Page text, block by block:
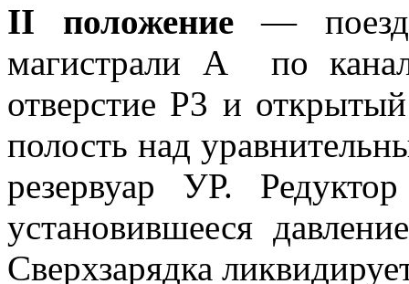
II положение—
магистрали А по
отверстие Р3 и
полость над
резервуар УР.
установившееся
Сверхзарядка